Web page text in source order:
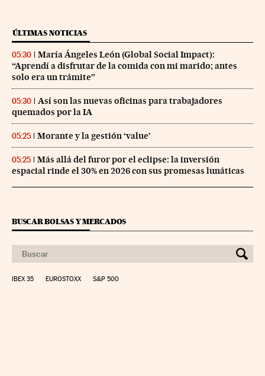
ÚLTIMAS NOTICIAS
05:30
María Ángeles León (Global Social Impact):
“Aprendí a disfrutar de la comida con mi marido; antes
solo era un trámite”
05:30
Así son las nuevas oficinas para trabajadores
quemados por la IA
05:25 Morante y la gestión ‘value’
05:25
Más allá del furor por el eclipse: la inversión
espacial rinde el 30% en 2026 con sus promesas lunáticas
BUSCAR BOLSAS Y MERCADOS
IBEX 35 EUROSTOXX S&P 500